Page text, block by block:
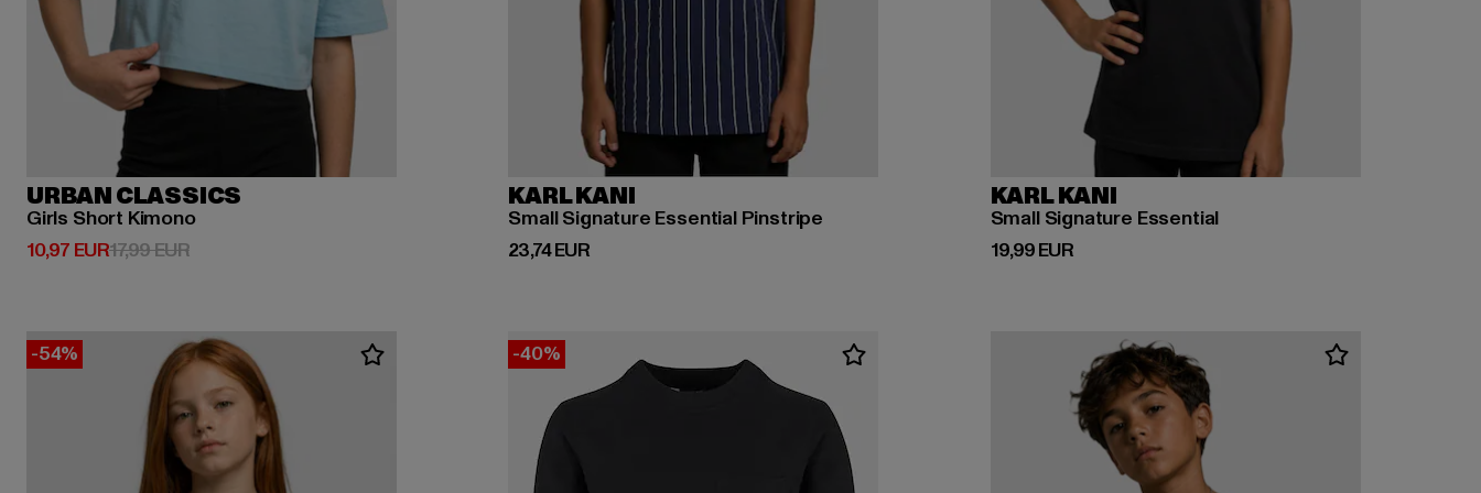
URBAN CLASSICS
Girls Short Kimono
10,97 EUR
Derzeitiger Preis: 10,97 EUR
17,99 EURAktionspreis: 17,99 EUR
KARL KANI
Small Signature Essential Pinstripe
23,74 EUR
Derzeitiger Preis: 23,74 EUR
KARL KANI
Small Signature Essential
19,99 EUR
Derzeitiger Preis: 19,99 EUR
-54% -40%